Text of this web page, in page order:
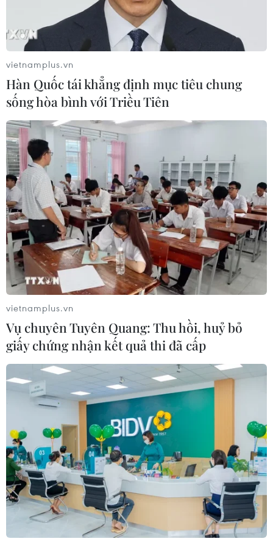
VietnamPlus trao quà cho cựu chiến binh
có 3 người con bị nhiễm dioxin
25/07/2019 13:21
Những món quà đầy lòng nhân ái đã được Báo Điện tử
VietnamPlus - Thông tấn xã Việt Nam và Ngân hàng
Agribank trao tận tay gia đình cựu chiến binh Đỗ Văn Ty
với 3 người con bị nhiễm chất độc da cam.
TTXVN tổ chức nhiều hoạt động ý
nghĩa tri ân thương binh, liệt sỹ
27/07/2019 00:24
Nhân dịp kỷ niệm 72 năm ngày Thương binh-Liệt sỹ,
vietnamplus.vn
Hàn Quốc tái khẳng định mục tiêu chung
sống hòa bình với Triều Tiên
vietnamplus.vn
Vụ chuyên Tuyên Quang: Thu hồi, huỷ bỏ
giấy chứng nhận kết quả thi đã cấp